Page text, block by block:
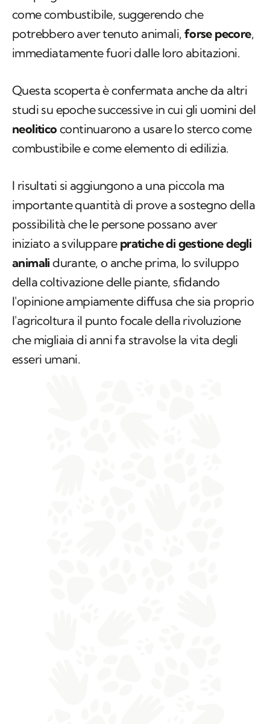
come combustibile, suggerendo che
potrebbero aver tenuto animali, forse pecore,
immediatamente fuori dalle loro abitazioni.
Questa scoperta è confermata anche da altri
studi su epoche successive in cui gli uomini del
neolitico continuarono a usare lo sterco come
combustibile e come elemento di edilizia.
I risultati si aggiungono a una piccola ma
importante quantità di prove a sostegno della
possibilità che le persone possano aver
iniziato a sviluppare pratiche di gestione degli
animali durante, o anche prima, lo sviluppo
della coltivazione delle piante, sfidando
l'opinione ampiamente diffusa che sia proprio
l'agricoltura il punto focale della rivoluzione
che migliaia di anni fa stravolse la vita degli
esseri umani.